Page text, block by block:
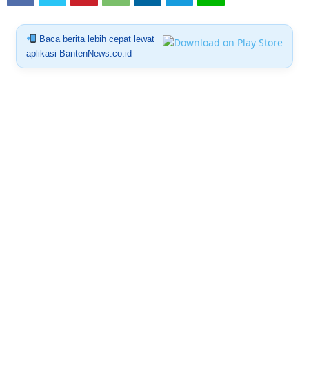
Baca berita lebih cepat lewat
aplikasi BantenNews.co.id